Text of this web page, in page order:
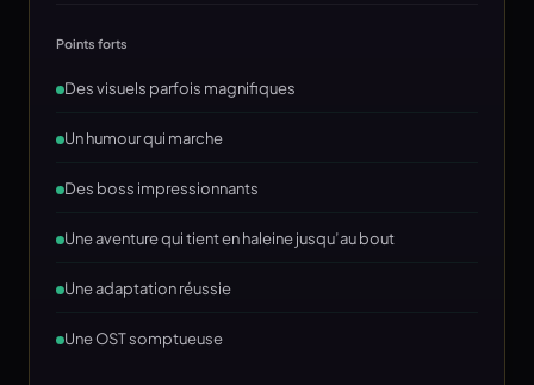
Points forts
Des visuels parfois magnifiques
Un humour qui marche
Des boss impressionnants
Une aventure qui tient en haleine jusqu’au bout
Une adaptation réussie
Une OST somptueuse